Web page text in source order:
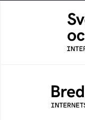
En